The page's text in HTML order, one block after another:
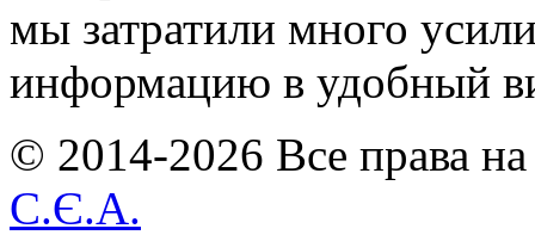
мы затратили много
информацию в удобный
© 2014-2026 Все права
С.Є.А.